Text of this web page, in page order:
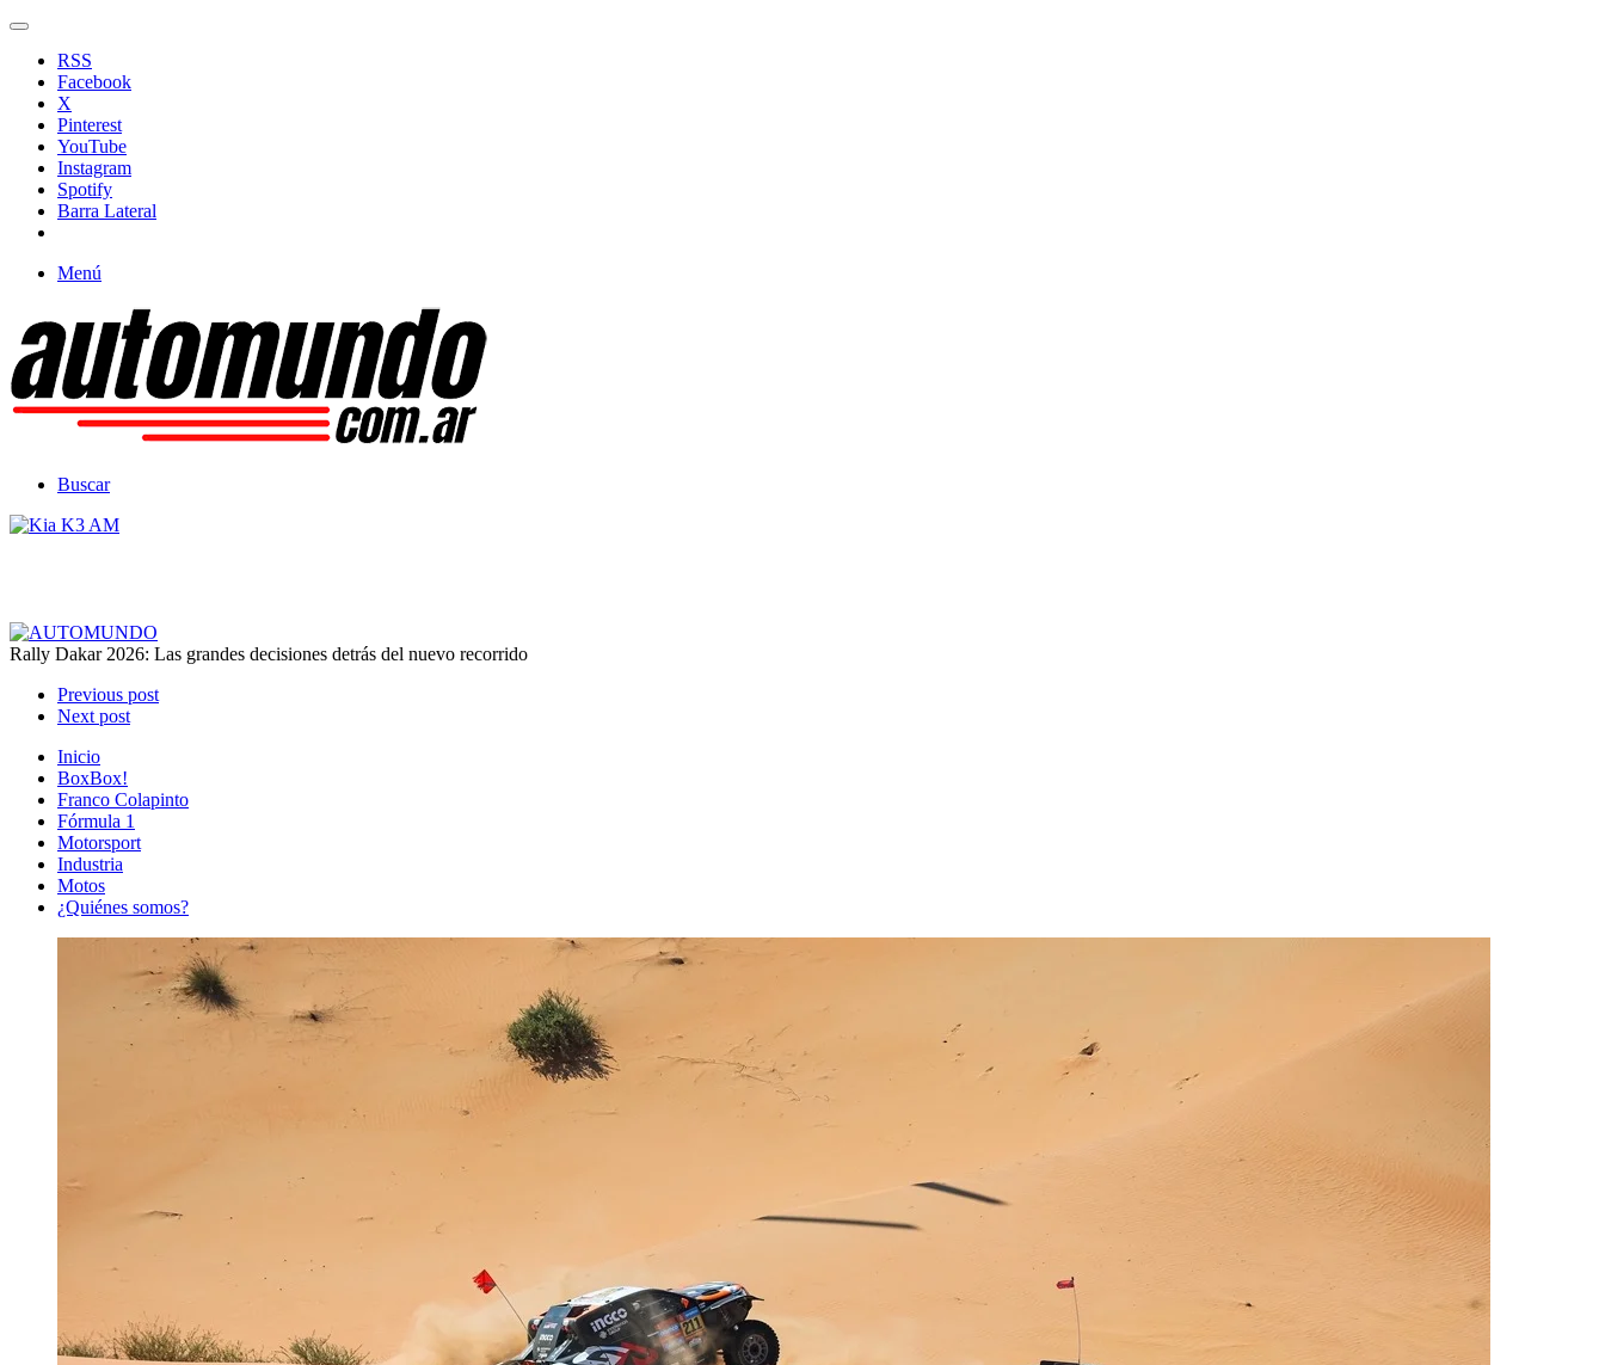
RSS
Facebook
X
Pinterest
YouTube
Instagram
Spotify
Barra Lateral
Menú
Buscar
Rally Dakar 2026: Las grandes decisiones detrás del nuevo recorrido
Previous post
Next post
Inicio
BoxBox!
Franco Colapinto
Fórmula 1
Motorsport
Industria
Motos
¿Quiénes somos?